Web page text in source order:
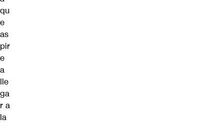
qu
e
as
pir
e
a
lle
ga
r a
la